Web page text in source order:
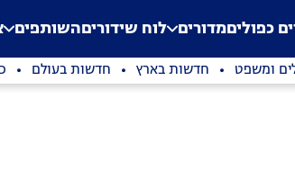
Application error: a
. כפוליםמדורים לוח שידוריםהשותפים
ומשפט חדשות בארץ חדשות בעולם